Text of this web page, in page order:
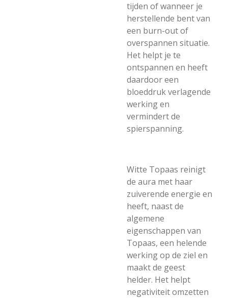
tijden of wanneer je
herstellende bent van
een burn-out of
overspannen situatie.
Het helpt je te
ontspannen en heeft
daardoor een
bloeddruk verlagende
werking en
vermindert de
spierspanning.
Witte Topaas reinigt
de aura met haar
zuiverende energie en
heeft, naast de
algemene
eigenschappen van
Topaas, een helende
werking op de ziel en
maakt de geest
helder. Het helpt
negativiteit omzetten